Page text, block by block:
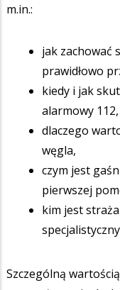
m.in.:
jak zachować
prawidłowo
kiedy i jak
alarmowy 112,
dlaczego
węgla,
czym jest
pierwszej
kim jest
Szczególną